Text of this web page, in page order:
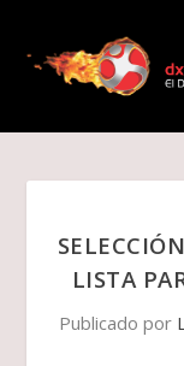
LISTA
Publicado por